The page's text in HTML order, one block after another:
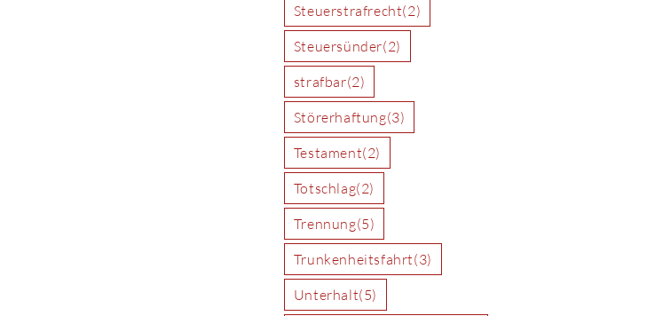
Steuerstrafrecht(2)
Steuersünder(2)
strafbar(2)
Störerhaftung(3)
Testament(2)
Totschlag(2)
Trennung(5)
Trunkenheitsfahrt(3)
Unterhalt(5)